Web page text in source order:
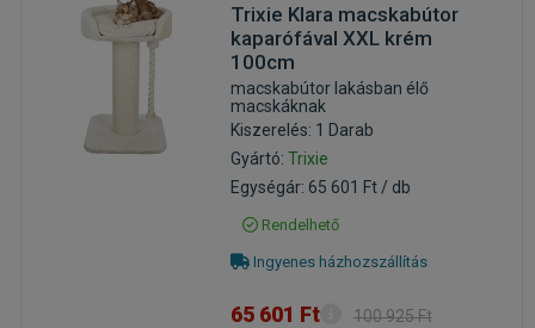
Trixie Klara macskabútor
kaparófával XXL krém
100cm
macskabútor lakásban élő
macskáknak
Kiszerelés: 1 Darab
Gyártó: Trixie
Egységár: 65 601 Ft / db
Rendelhető
Ingyenes házhozszállítás
65 601 Ft 100 925 Ft